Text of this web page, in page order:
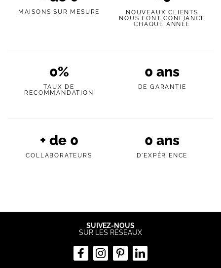
MAISONS SUR MESURE
NOUVEAUX CLIENTS
NOUS FONT CONFIANCE
CHAQUE ANNÉE
0%
TAUX DE
RECOMMANDATION
0 ans
DE GARANTIE
+ de 0
COLLABORATEURS
0 ans
D'EXPÉRIENCE
SUIVEZ-NOUS
SUR LES RÉSEAUX